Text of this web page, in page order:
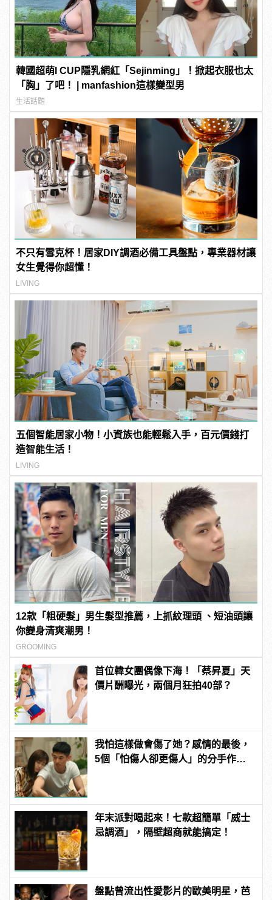
韓國超萌I CUP隱乳網紅「Sejinming」！掀起衣服也太
「胸」了吧！ | manfashion這樣變型男
生活話題
不只有雪克杯！居家DIY調酒必備工具盤點，專業器材讓
女生覺得你超懂！
LIVING
五個智能居家小物！小資族也能輕鬆入手，百元價錢打
造智能生活！
LIVING
12款「粗硬髮」男生髮型推薦，上抓紋理頭 、短油頭讓
你變身清爽潮男！
GROOMING
首位韓女團偶像下海！「蔡昇夏」天
價片酬曝光，兩個月狂拍40部？
我怕這樣做會傷了她？感情的最後，
5個「怕傷人卻更傷人」的分手作為 |
年末派對喝起來！七款超簡單「威士
忌調酒」，隔壁超商就能搞定！
盤點曾流出性愛影片的歐美明星，芭